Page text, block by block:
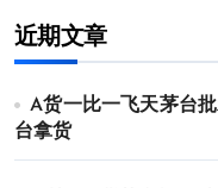
近期文章
A货一比一飞天茅台
台拿货